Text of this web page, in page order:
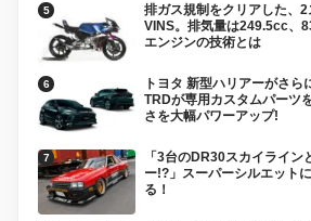
排ガス規制をクリアした、2
VINS。排気量は249.5cc、
エンジンの技術とは
トヨタ 新型ハリアーがさ
TRDが専用カスタムパーツ
さを大幅パワーアップ!
「3台のDR30スカイライ
ー!?」スーパーシルエット
る！